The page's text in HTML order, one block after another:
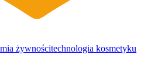
żywnościtechnologia kosmetyku